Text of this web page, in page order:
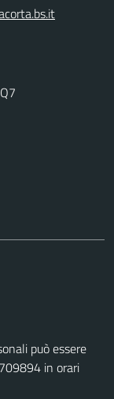
può essere
in orari